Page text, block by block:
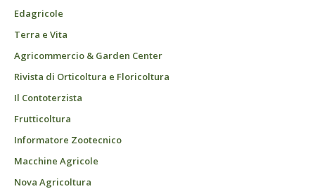
Edagricole
Terra e Vita
Agricommercio & Garden Center
Rivista di Orticoltura e Floricoltura
Il Contoterzista
Frutticoltura
Informatore Zootecnico
Macchine Agricole
Nova Agricoltura